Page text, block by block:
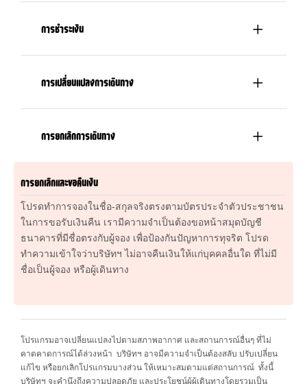
การชำระเงิน
การเปลี่ยนแปลงการเดินทาง
การยกเลิกการเดินทาง
การยกเลิกและขอคืนเงิน
โปรดทำการจองในชื่อ-สกุลจริงตรงตามบัตรประจำตัวประชาชน
ในการขอรับเงินคืน เรามีความจำเป็นต้องขอหน้าสมุดบัญชี
ธนาคารที่มีชื่อตรงกับผู้จอง เพื่อป้องกันปัญหาการทุจริต โปรด
ทำความเข้าใจว่าบริษัทฯ ไม่อาจคืนเงินให้แก่บุคคลอื่นใด ที่ไม่มี
ชื่อเป็นผู้จอง หรือผู้เดินทาง
โปรแกรมอาจเปลี่ยนแปลงไปตามสภาพอากาศ และสถานการณ์อื่นๆ ที่ไม่
คาดคาดการณ์ได้ล่วงหน้า บริษัทฯ อาจมีความจำเป็นต้องสลับ ปรับเปลี่ยน
แก้ไข หรือยกเลิกโปรแกรมบางส่วน ให้เหมาะสมตามแต่สถานการณ์ ทั้งนี้
บริษัทฯ จะคำนึงถึงความปลอดภัย และประโยชน์ผู้ผู้เดินทางโดยรวมเป็น